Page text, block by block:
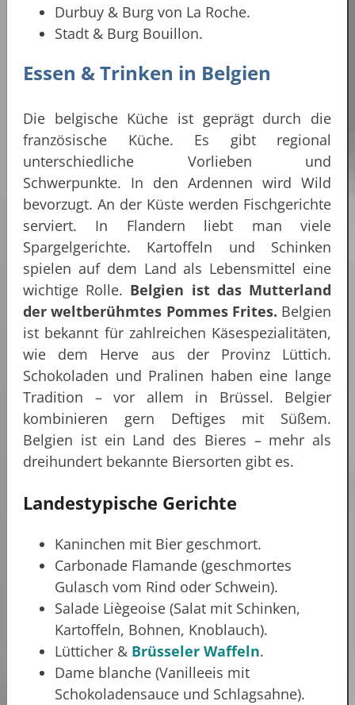
Durbuy & Burg von La Roche.
Stadt & Burg Bouillon.
Essen & Trinken in Belgien
Die belgische Küche ist geprägt durch die
französische Küche. Es gibt regional
unterschiedliche Vorlieben und
Schwerpunkte. In den Ardennen wird Wild
bevorzugt. An der Küste werden Fischgerichte
serviert. In Flandern liebt man viele
Spargelgerichte. Kartoffeln und Schinken
spielen auf dem Land als Lebensmittel eine
wichtige Rolle. Belgien ist das Mutterland
der weltberühmtes Pommes Frites. Belgien
ist bekannt für zahlreichen Käsespezialitäten,
wie dem Herve aus der Provinz Lüttich.
Schokoladen und Pralinen haben eine lange
Tradition – vor allem in Brüssel. Belgier
kombinieren gern Deftiges mit Süßem.
Belgien ist ein Land des Bieres – mehr als
dreihundert bekannte Biersorten gibt es.
Landestypische Gerichte
Kaninchen mit Bier geschmort.
Carbonade Flamande (geschmortes
Gulasch vom Rind oder Schwein).
Salade Liègeoise (Salat mit Schinken,
Kartoffeln, Bohnen, Knoblauch).
Lütticher & Brüsseler Waffeln.
Dame blanche (Vanilleeis mit
Schokoladensauce und Schlagsahne).